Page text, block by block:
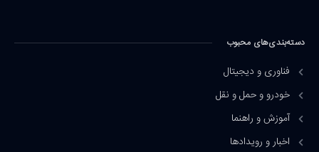
دسته‌بندی‌های محبوب
فناوری و دیجیتال
خودرو و حمل و نقل
آموزش و راهنما
اخبار و رویدادها